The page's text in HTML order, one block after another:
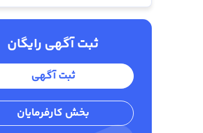
ثبت آگهی رایگان
ثبت آگهی
بخش کارفرمایان